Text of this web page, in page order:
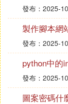
發布：2025-
製作腳本網
發布：2025-
python中的
發布：2025-
圖案密碼什